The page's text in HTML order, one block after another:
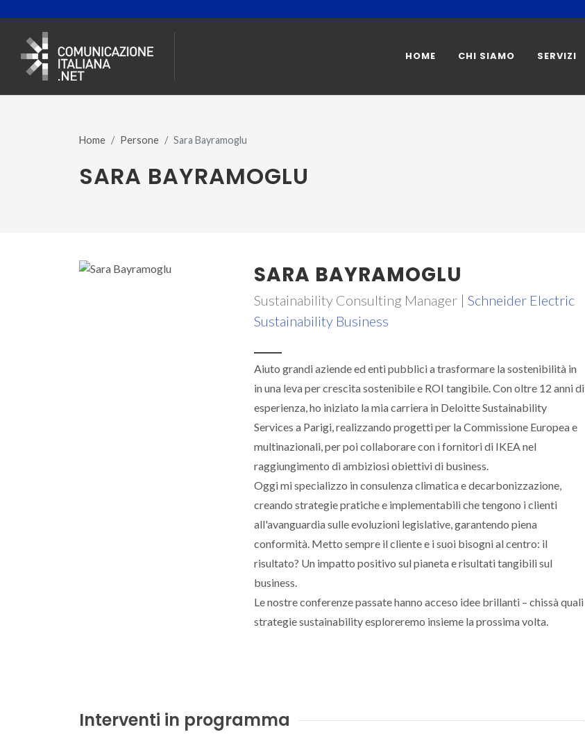
HOME CHI SIAMO SERVIZI
Home Persone Sara Bayramoglu
SARA BAYRAMOGLU
SARA BAYRAMOGLU
Sustainability Consulting Manager | Schneider Electric
Sustainability Business
Aiuto grandi aziende ed enti pubblici a trasformare la sostenibilità in
in una leva per crescita sostenibile e ROI tangibile. Con oltre 12 anni di
esperienza, ho iniziato la mia carriera in Deloitte Sustainability
Services a Parigi, realizzando progetti per la Commissione Europea e
multinazionali, per poi collaborare con i fornitori di IKEA nel
raggiungimento di ambiziosi obiettivi di business.
Oggi mi specializzo in consulenza climatica e decarbonizzazione,
creando strategie pratiche e implementabili che tengono i clienti
all'avanguardia sulle evoluzioni legislative, garantendo piena
conformità. Metto sempre il cliente e i suoi bisogni al centro: il
risultato? Un impatto positivo sul pianeta e risultati tangibili sul
business.
Le nostre conferenze passate hanno acceso idee brillanti – chissà quali
strategie sustainability esploreremo insieme la prossima volta.
Interventi in programma